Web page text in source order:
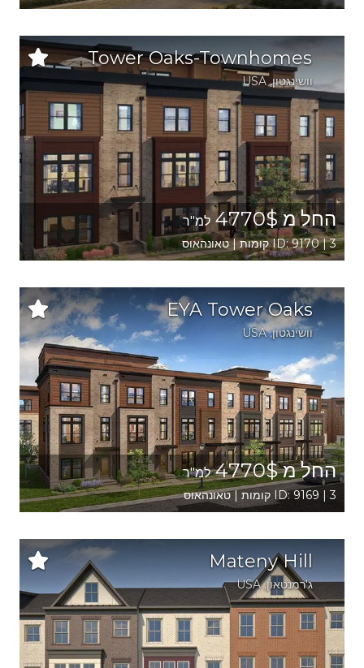
Tower Oaks-Townhomes
וושינגטון,
USA
החל מ 4770$ למ"ר
ID: 9170 | 3 קומות | טאונהאוס
EYA Tower Oaks
וושינגטון,
USA
החל מ 4770$ למ"ר
ID: 9169 | 3 קומות | טאונהאוס
Mateny Hill
ג'רמנטאון,
USA